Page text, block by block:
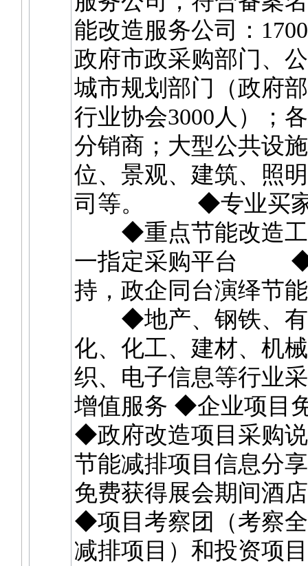
能改造服务公司：
政府市政采购部门、
城市规划部门（政府
行业协会3000人）；
分销商；大型公共设
位、景观、建筑、照
司等。 ◆专业买家
◆重点节能改造工
一指定采购平台 ◆
持，政企同台演绎节
◆地产、钢铁、有
化、化工、建材、机
织、电子信息等行业
增值服务 ◆企业项目
◆政府改造项目采购
节能减排项目信息分
免费获得展会期间酒
◆项目考察团（考察
减排项目）和投资